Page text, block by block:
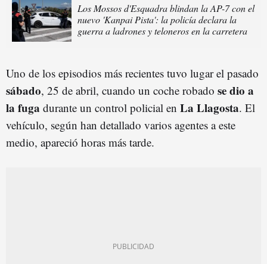
Los Mossos d'Esquadra blindan la AP-7 con el
nuevo 'Kanpai Pista': la policía declara la
guerra a ladrones y teloneros en la carretera
Uno de los episodios más recientes tuvo lugar el pasado
sábado, 25 de abril, cuando un coche robado se dio a
la fuga durante un control policial en La Llagosta. El
vehículo, según han detallado varios agentes a este
medio, apareció horas más tarde.